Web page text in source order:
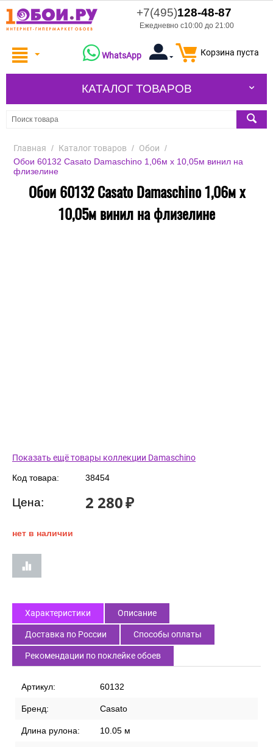
+7(495)128-48-87
Ежедневно с10:00 до 21:00
Корзина пуста
WhatsApp
КАТАЛОГ ТОВАРОВ
Главная / Каталог товаров / Обои /
Обои 60132 Casato Damaschino 1,06м х 10,05м винил на
флизелине
Обои 60132 Casato Damaschino 1,06м х
10,05м винил на флизелине
Показать ещё товары коллекции Damaschino
Код товара: 38454
Цена: 2 280₽
нет в наличии
Характеристики Описание
Доставка по России Способы оплаты
Рекомендации по поклейке обоев
Артикул: 60132
Бренд: Casato
Длина рулона: 10.05 м